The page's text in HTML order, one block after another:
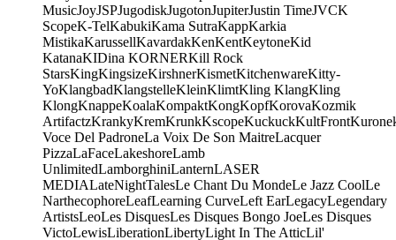
MusicJoyJSPJugodiskJugotonJupiterJustin TimeJVCK
ScopeK-TelKabukiKama SutraKappKarkia
MistikaKarussellKavardakKenKentKeytoneKid
KatanaKIDina KORNERKill Rock
StarsKingKingsizeKirshnerKismetKitchenwareKitty-
YoKlangbadKlangstelleKleinKlimtKling KlangKling
KlongKnappeKoalaKompaktKongKopfKorovaKozmik
ArtifactzKrankyKremKrunkKscopeKuckuckKultFront
Voce Del PadroneLa Voix De Son MaitreLacquer
PizzaLaFaceLakeshoreLamb
UnlimitedLamborghiniLanternLASER
MEDIALateNightTalesLe Chant Du MondeLe Jazz CoolLe
NarthecophoreLeafLearning CurveLeft EarLegacyLegendary
ArtistsLeoLes DisquesLes Disques Bongo JoeLes Disques
VictoLewisLiberationLibertyLight In The AtticLil'